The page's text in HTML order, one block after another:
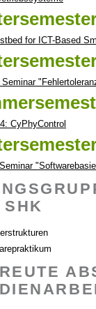
for ICT-Based
Seminar
CyPhyControl